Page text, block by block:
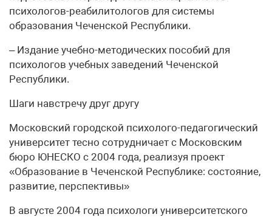
психологов-реабилитологов для системы
образования Чеченской Республики.
– Издание учебно-методических пособий для
психологов учебных заведений Чеченской
Республики.
Шаги навстречу друг другу
Московский городской психолого-педагогический
университет тесно сотрудничает с Московским
бюро ЮНЕСКО с 2004 года, реализуя проект
«Образование в Чеченской Республике: состояние,
развитие, перспективы»
В августе 2004 года психологи университетского